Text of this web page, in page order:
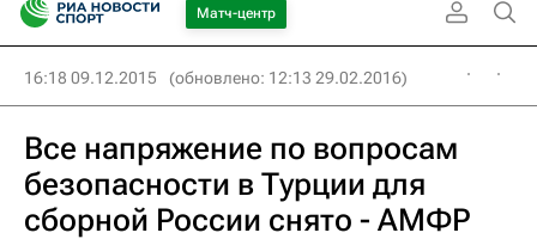
Матч-центр
16:18 09.12.2015 (обновлено: 12:13 29.02.2016)
Все напряжение по вопросам
безопасности в Турции для
сборной России снято - АМФР